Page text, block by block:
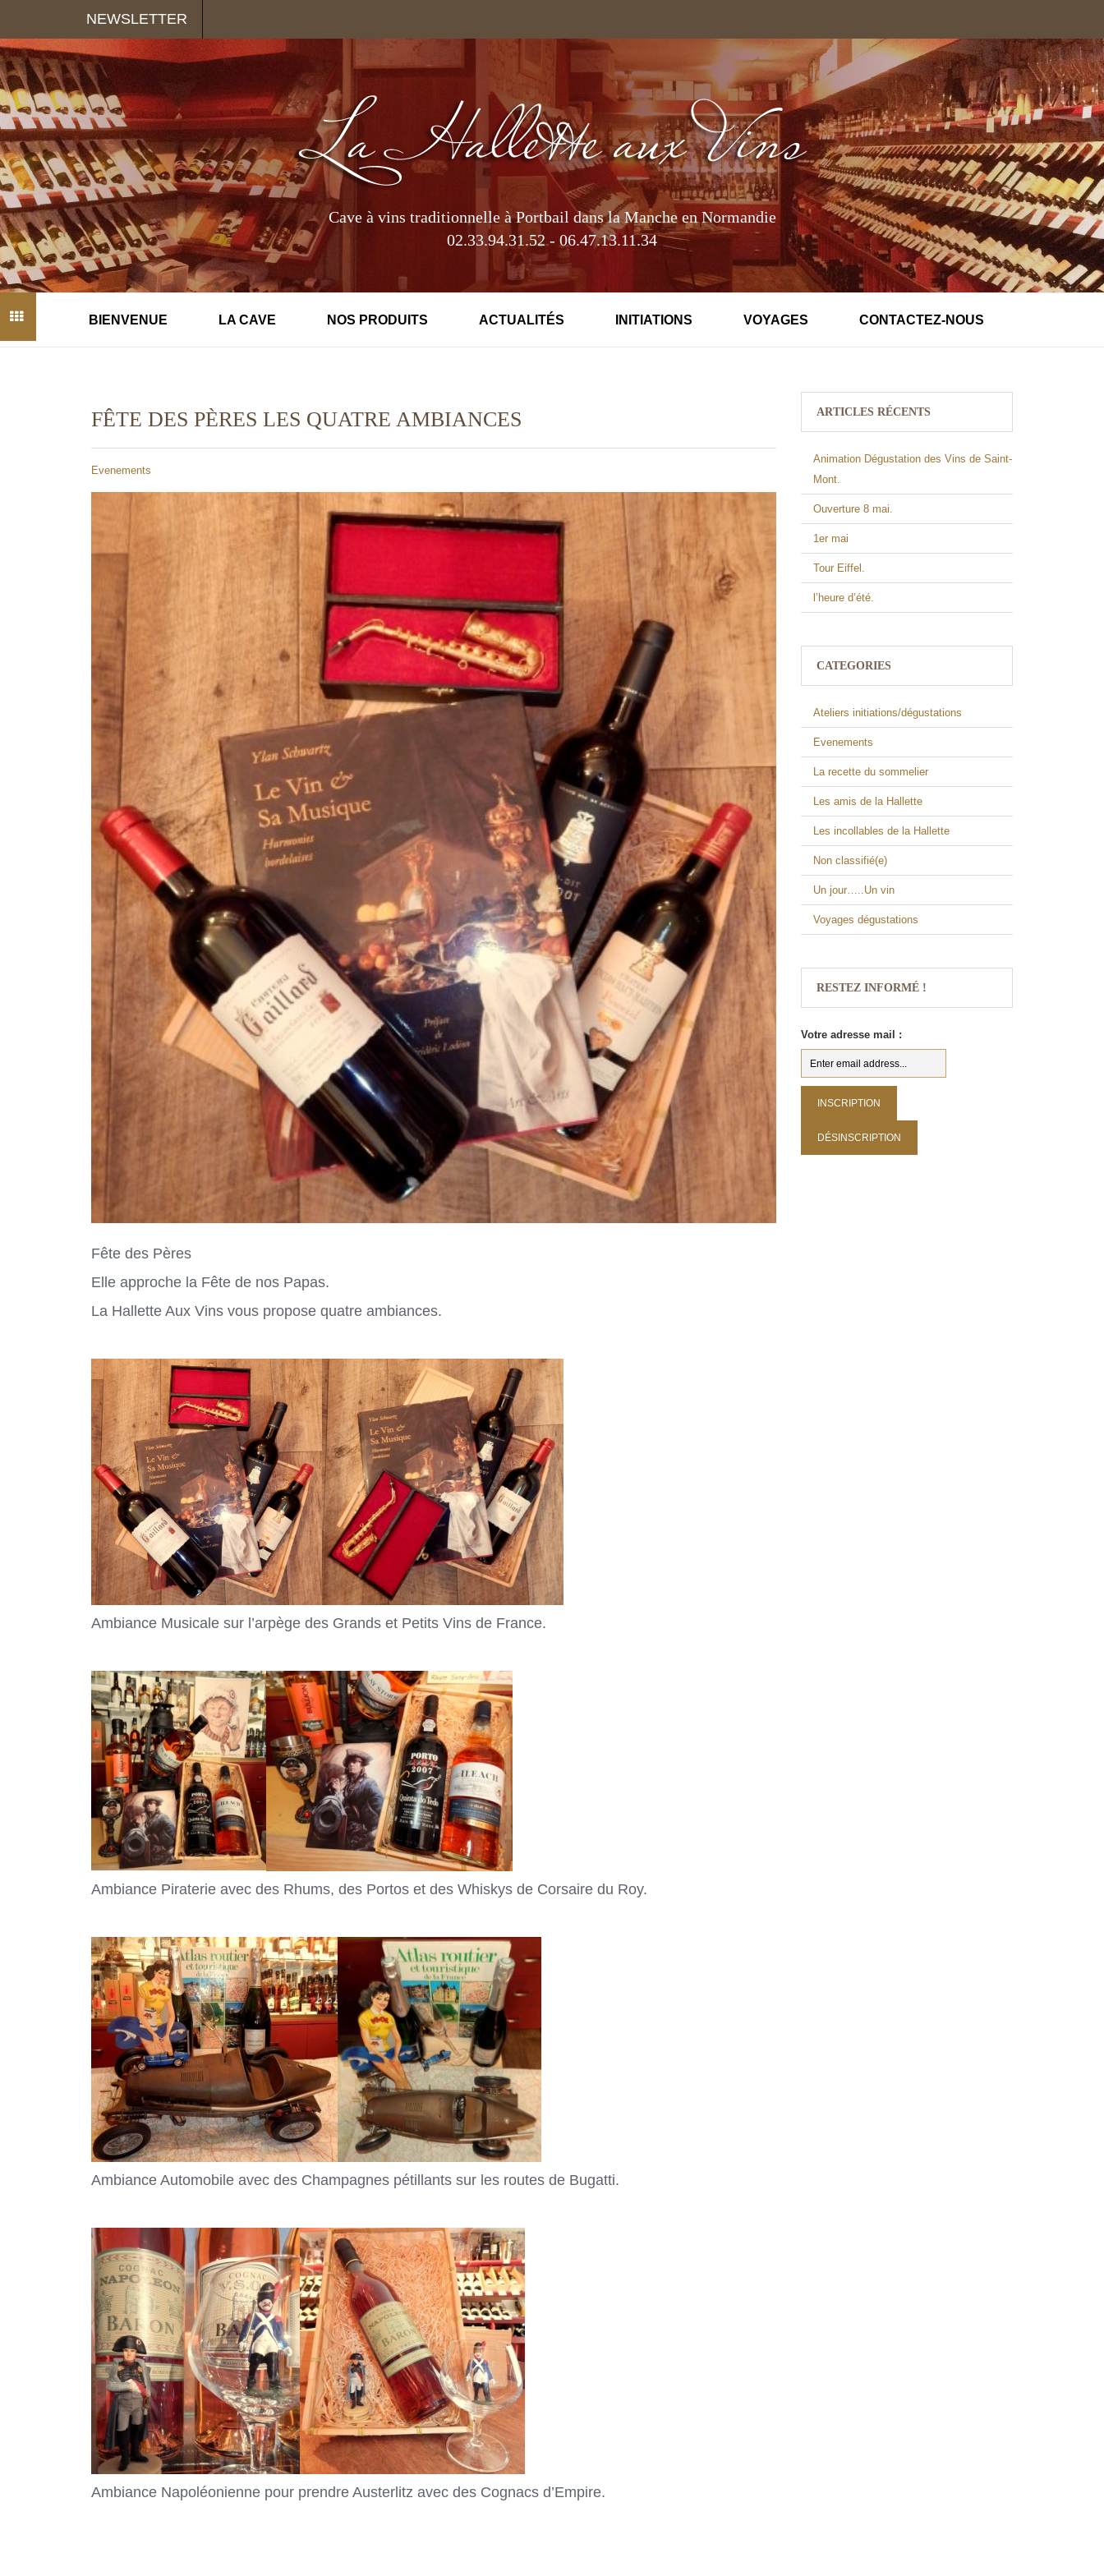
NEWSLETTER
Cave à vins traditionnelle à Portbail dans la Manche en Normandie
02.33.94.31.52 - 06.47.13.11.34
BIENVENUE LA CAVE NOS PRODUITS ACTUALITÉS INITIATIONS VOYAGES CONTACTEZ-NOUS
FÊTE DES PÈRES LES QUATRE AMBIANCES
Evenements
Fête des Pères
Elle approche la Fête de nos Papas.
La Hallette Aux Vins vous propose quatre ambiances.
Ambiance Musicale sur l’arpège des Grands et Petits Vins de France.
Ambiance Piraterie avec des Rhums, des Portos et des Whiskys de Corsaire du Roy.
Ambiance Automobile avec des Champagnes pétillants sur les routes de Bugatti.
Ambiance Napoléonienne pour prendre Austerlitz avec des Cognacs d’Empire.
ARTICLES RÉCENTS
Animation Dégustation des Vins de Saint-
Mont.
Ouverture 8 mai.
1er mai
Tour Eiffel.
l’heure d’été.
CATEGORIES
Ateliers initiations/dégustations
Evenements
La recette du sommelier
Les amis de la Hallette
Les incollables de la Hallette
Non classifié(e)
Un jour…..Un vin
Voyages dégustations
RESTEZ INFORMÉ !
Votre adresse mail :
Panneau de gestion des cookies